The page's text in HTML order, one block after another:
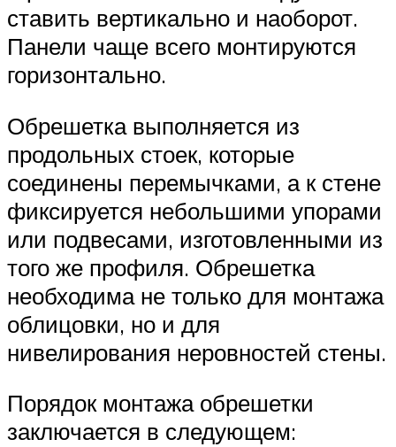
ставить вертикально и наоборот.
Панели чаще всего монтируются
горизонтально.
Обрешетка выполняется из
продольных стоек, которые
соединены перемычками, а к стене
фиксируется небольшими упорами
или подвесами, изготовленными из
того же профиля. Обрешетка
необходима не только для монтажа
облицовки, но и для
нивелирования неровностей стены.
Порядок монтажа обрешетки
заключается в следующем: